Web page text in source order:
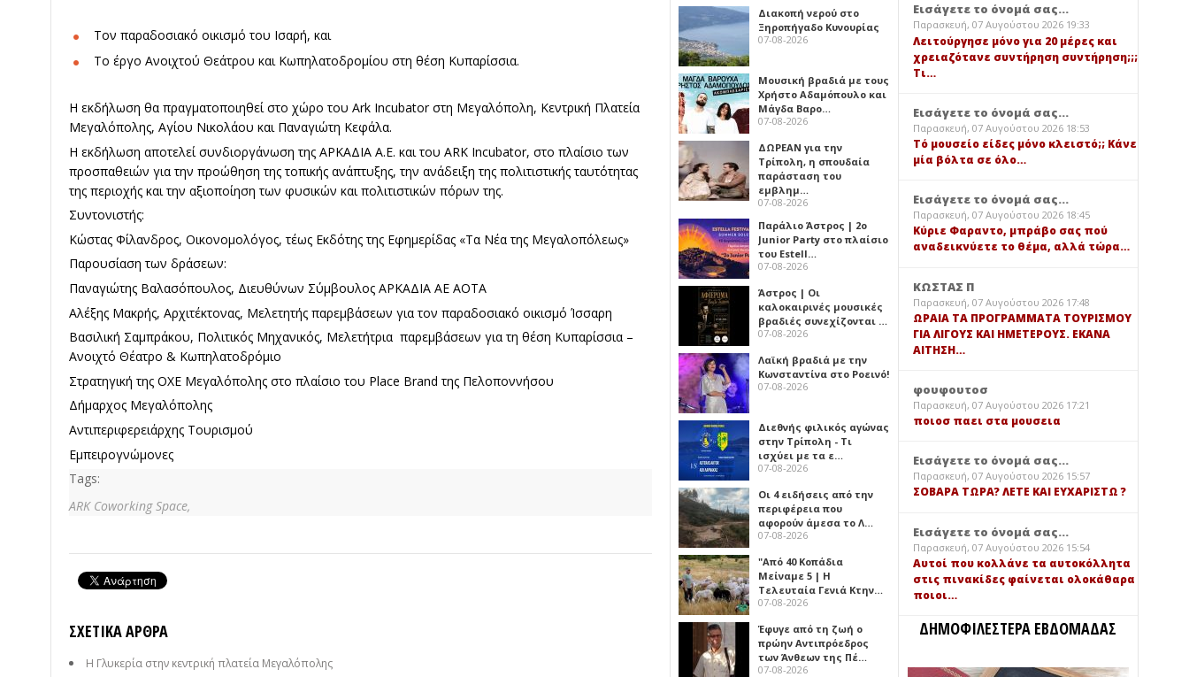
Τον παραδοσιακό οικισμό του Ισαρή, και
Το έργο Ανοιχτού Θεάτρου και Κωπηλατοδρομίου στη θέση Κυπαρίσσια.
Η εκδήλωση θα πραγματοποιηθεί στο χώρο του Ark Incubator στη Μεγαλόπολη, Κεντρική Πλατεία
Μεγαλόπολης, Αγίου Νικολάου και Παναγιώτη Κεφάλα.
Η εκδήλωση αποτελεί συνδιοργάνωση της ΑΡΚΑΔΙΑ Α.Ε. και του ARK Incubator, στο πλαίσιο των
προσπαθειών για την προώθηση της τοπικής ανάπτυξης, την ανάδειξη της πολιτιστικής ταυτότητας
της περιοχής και την αξιοποίηση των φυσικών και πολιτιστικών πόρων της.
Συντονιστής:
Κώστας Φίλανδρος, Οικονομολόγος, τέως Εκδότης της Εφημερίδας «Τα Νέα της Μεγαλοπόλεως»
Παρουσίαση των δράσεων:
Παναγιώτης Βαλασόπουλος, Διευθύνων Σύμβουλος ΑΡΚΑΔΙΑ ΑΕ ΑΟΤΑ
Αλέξης Μακρής, Αρχιτέκτονας, Μελετητής παρεμβάσεων για τον παραδοσιακό οικισμό Ίσσαρη
Βασιλική Σαμπράκου, Πολιτικός Μηχανικός, Μελετήτρια παρεμβάσεων για τη θέση Κυπαρίσσια –
Ανοιχτό Θέατρο & Κωπηλατοδρόμιο
Στρατηγική της ΟΧΕ Μεγαλόπολης στο πλαίσιο του Place Brand της Πελοποννήσου
Δήμαρχος Μεγαλόπολης
Αντιπεριφερειάρχης Τουρισμού
Εμπειρογνώμονες
Tags:
ARK Coworking Space,
ΣΧΕΤΙΚΆ ΆΡΘΡΑ
Η Γλυκερία στην κεντρική πλατεία Μεγαλόπολης
Διακοπή νερού στο
Ξηροπήγαδο Κυνουρίας
07-08-2026
Μουσική βραδιά με τους
Χρήστο Αδαμόπουλο και
Μάγδα Βαρο…
07-08-2026
ΔΩΡΕΑΝ για την
Τρίπολη, η σπουδαία
παράσταση του
εμβλημ…
07-08-2026
Παράλιο Άστρος | 2ο
Junior Party στο πλαίσιο
του Estell…
07-08-2026
Άστρος | Οι
καλοκαιρινές μουσικές
βραδιές συνεχίζονται …
07-08-2026
Λαϊκή βραδιά με την
Κωνσταντίνα στο Ροεινό!
07-08-2026
Διεθνής φιλικός αγώνας
στην Τρίπολη - Τι
ισχύει με τα ε…
07-08-2026
Οι 4 ειδήσεις από την
περιφέρεια που
αφορούν άμεσα το Λ…
07-08-2026
"Από 40 Κοπάδια
Μείναμε 5 | Η
Τελευταία Γενιά Κτην…
07-08-2026
Έφυγε από τη ζωή ο
πρώην Αντιπρόεδρος
των Άνθεων της Πέ…
07-08-2026
Εισάγετε το όνομά σας...
Παρασκευή, 07 Αυγούστου 2026 19:33
Λειτούργησε μόνο για 20 μέρες και
χρειαζότανε συντήρηση συντήρηση;;;
Τι…
Εισάγετε το όνομά σας...
Παρασκευή, 07 Αυγούστου 2026 18:53
Τό μουσείο είδες μόνο κλειστό;; Κάνε
μία βόλτα σε όλο…
Εισάγετε το όνομά σας...
Παρασκευή, 07 Αυγούστου 2026 18:45
Κύριε Φαραντο, μπράβο σας πού
αναδεικνύετε το θέμα, αλλά τώρα…
ΚΩΣΤΑΣ Π
Παρασκευή, 07 Αυγούστου 2026 17:48
ΩΡΑΙΑ ΤΑ ΠΡΟΓΡΑΜΜΑΤΑ ΤΟΥΡΙΣΜΟΥ
ΓΙΑ ΛΙΓΟΥΣ ΚΑΙ ΗΜΕΤΕΡΟΥΣ. ΕΚΑΝΑ
ΑΙΤΗΣΗ…
φουφουτοσ
Παρασκευή, 07 Αυγούστου 2026 17:21
ποιοσ παει στα μουσεια
Εισάγετε το όνομά σας...
Παρασκευή, 07 Αυγούστου 2026 15:57
ΣΟΒΑΡΑ ΤΩΡΑ? ΛΕΤΕ ΚΑΙ ΕΥΧΑΡΙΣΤΩ ?
Εισάγετε το όνομά σας...
Παρασκευή, 07 Αυγούστου 2026 15:54
Αυτοί που κολλάνε τα αυτοκόλλητα
στις πινακίδες φαίνεται ολοκάθαρα
ποιοι…
ΔΗΜΟΦΙΛΕΣΤΕΡΑ ΕΒΔΟΜΑΔΑΣ